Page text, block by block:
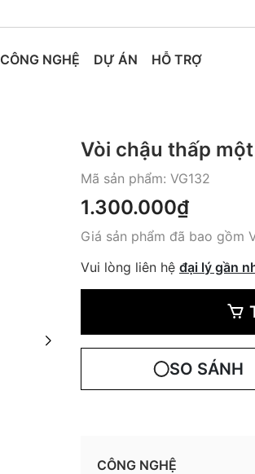
CÔNG NGHỆ DỰ ÁN HỖ TRỢ
Vòi chậu thấp
Mã sản phẩm: VG132
1.300.000₫
Giá sản phẩm đã bao gồm
Vui lòng liên hệ đại lý gần
SO SÁNH
CÔNG NGHỆ